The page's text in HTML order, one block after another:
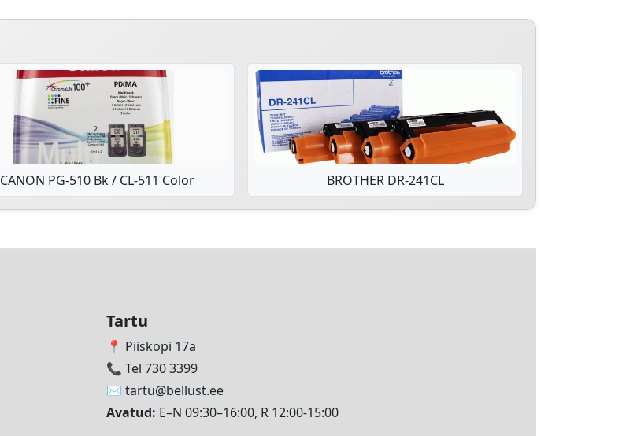
CANON PG-510 Bk / CL-511 Color BROTHER DR-241CL
Tartu
📍 Piiskopi 17a
📞 Tel 730 3399
✉️ tartu@bellust.ee
Avatud: E–N 09:30–16:00, R 12:00-15:00